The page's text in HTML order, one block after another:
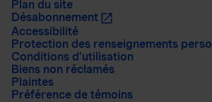
Plan du site
Désabonnement
Accessibilité
Protection des renseignements
Conditions d’utilisation
Biens non réclamés
Plaintes
Préférence de témoins